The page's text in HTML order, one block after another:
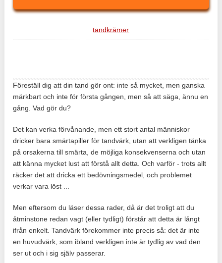
tandkrämer
Föreställ dig att din tand gör ont: inte så mycket, men ganska
märkbart och inte för första gången, men så att säga, ännu en
gång. Vad gör du?
Det kan verka förvånande, men ett stort antal människor
dricker bara smärtapiller för tandvärk, utan att verkligen tänka
på orsakerna till smärta, de möjliga konsekvenserna och utan
att känna mycket lust att förstå allt detta. Och varför - trots allt
räcker det att dricka ett bedövningsmedel, och problemet
verkar vara löst ...
Men eftersom du läser dessa rader, då är det troligt att du
åtminstone redan vagt (eller tydligt) förstår att detta är långt
ifrån enkelt. Tandvärk förekommer inte precis så: det är inte
en huvudvärk, som ibland verkligen inte är tydlig av vad den
ser ut och i sig själv passerar.